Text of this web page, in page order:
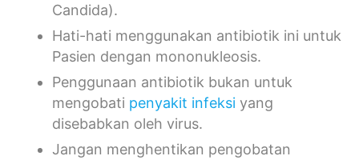
Candida).
Hati-hati menggunakan antibiotik ini untuk
Pasien dengan mononukleosis.
Penggunaan antibiotik bukan untuk
mengobati penyakit infeksi yang
disebabkan oleh virus.
Jangan menghentikan pengobatan